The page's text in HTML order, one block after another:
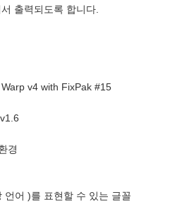
출력되도록 합니다.
v4 with FixPak #15
경
언어 )를 표현할 수 있는 글꼴